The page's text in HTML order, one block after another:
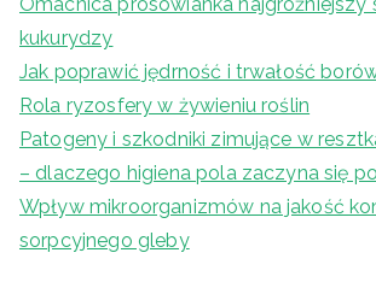
kukurydzy
Jak poprawić jędrność i trwałość
Rola ryzosfery w żywieniu roślin
Patogeny i szkodniki zimujące w
– dlaczego higiena pola zaczyna się
Wpływ mikroorganizmów na jakość
sorpcyjnego gleby